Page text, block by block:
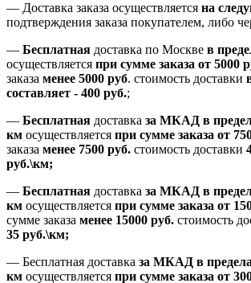
— Доставка заказа осуществляется на
подтверждения заказа покупателем, либо
— Бесплатная доставка по Москве в
осуществляется при сумме заказа от 5000
заказа менее 5000 руб. стоимость доставки
составляет - 400 руб.;
— Бесплатная доставка за МКАД в
км осуществляется при сумме заказа от
заказа менее 7500 руб. стоимость доставки
руб.\км;
— Бесплатная доставка за МКАД в
км осуществляется при сумме заказа от
сумме заказа менее 15000 руб. стоимость
35 руб.\км;
— Бесплатная доставка за МКАД в
км осуществляется при сумме заказа от